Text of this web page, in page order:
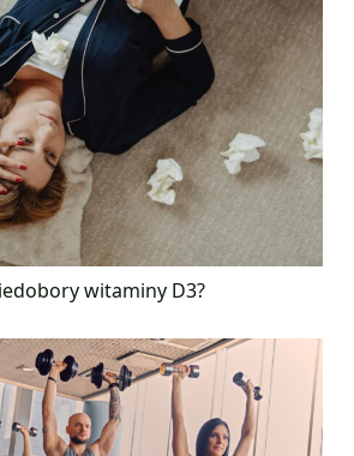
witaminy D3?